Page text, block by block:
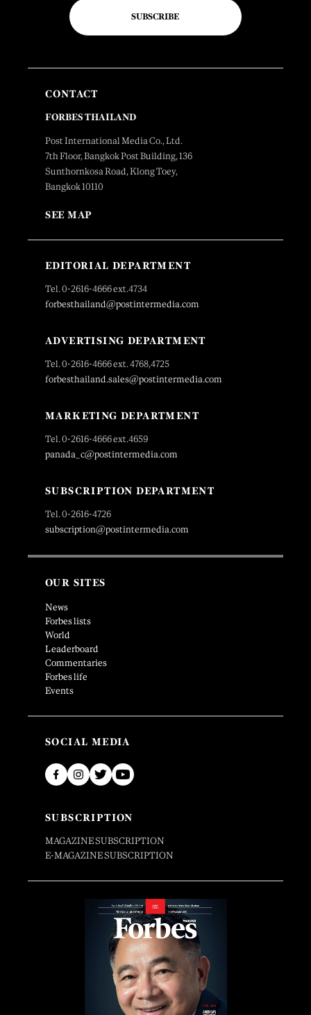
SUBSCRIBE
CONTACT
FORBES THAILAND
Post International Media Co., Ltd.
7th Floor, Bangkok Post Building, 136
Sunthornkosa Road, Klong Toey,
Bangkok 10110
SEE MAP
EDITORIAL DEPARTMENT
Tel. 0-2616-4666 ext.4734
forbesthailand@postintermedia.com
ADVERTISING DEPARTMENT
Tel. 0-2616-4666 ext. 4768,4725
forbesthailand.sales@postintermedia.com
MARKETING DEPARTMENT
Tel. 0-2616-4666 ext.4659
panada_c@postintermedia.com
SUBSCRIPTION DEPARTMENT
Tel. 0-2616-4726
subscription@postintermedia.com
OUR SITES
News
Forbes lists
World
Leaderboard
Commentaries
Forbes life
Events
SOCIAL MEDIA
SUBSCRIPTION
MAGAZINE SUBSCRIPTION
E-MAGAZINE SUBSCRIPTION